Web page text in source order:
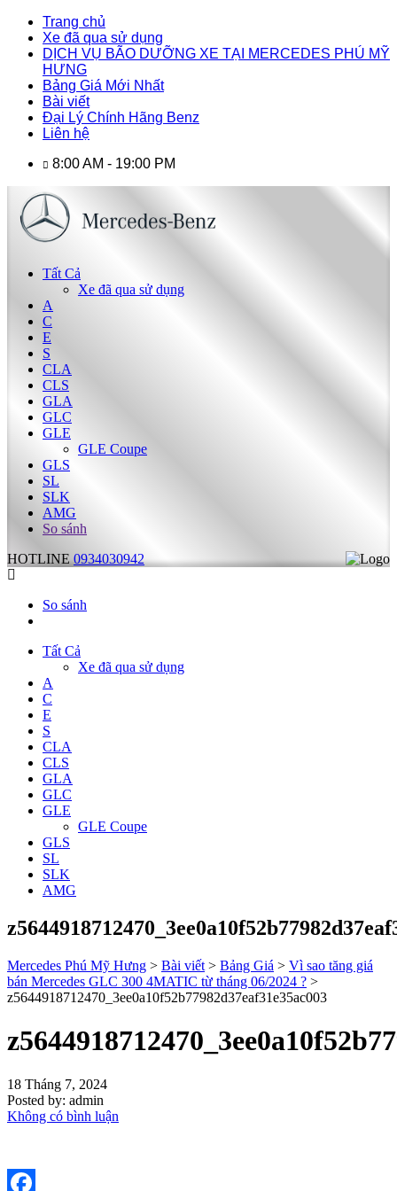
Trang chủ
Xe đã qua sử dụng
DỊCH VỤ BÃO DƯỠNG XE TẠI MERCEDES PHÚ MỸ
HƯNG
Bảng Giá Mới Nhất
Bài viết
Đại Lý Chính Hãng Benz
Liên hệ
8:00 AM - 19:00 PM
Tất Cả
Xe đã qua sử dụng
A
C
E
S
CLA
CLS
GLA
GLC
GLE
GLE Coupe
GLS
SL
SLK
AMG
So sánh
HOTLINE 0934030942
So sánh
Tất Cả
Xe đã qua sử dụng
A
C
E
S
CLA
CLS
GLA
GLC
GLE
GLE Coupe
GLS
SL
SLK
AMG
Mercedes Phú Mỹ Hưng > Bài viết > Bảng Giá > Vì sao tăng giá
bán Mercedes GLC 300 4MATIC từ tháng 06/2024 ? >
z5644918712470_3ee0a10f52b77982d37eaf31e35ac003
18 Tháng 7, 2024
Posted by: admin
Không có bình luận